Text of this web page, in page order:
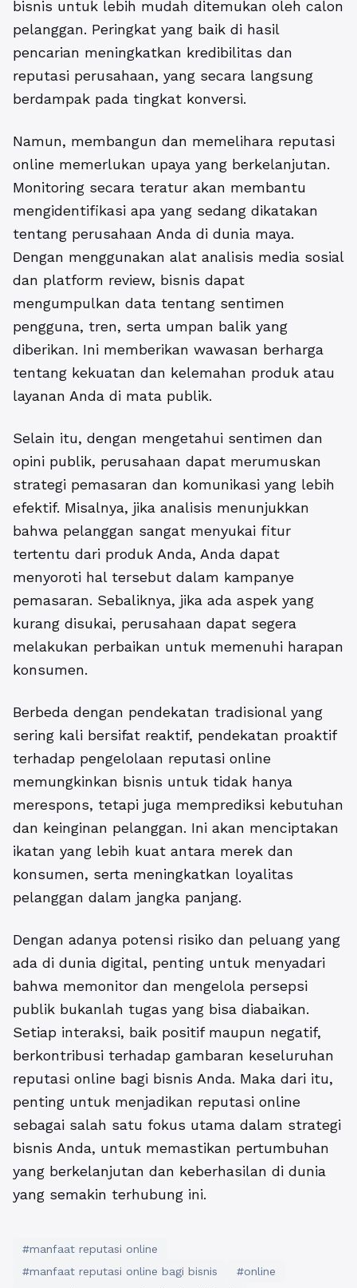
bisnis untuk lebih mudah ditemukan oleh calon
pelanggan. Peringkat yang baik di hasil
pencarian meningkatkan kredibilitas dan
reputasi perusahaan, yang secara langsung
berdampak pada tingkat konversi.
Namun, membangun dan memelihara reputasi
online memerlukan upaya yang berkelanjutan.
Monitoring secara teratur akan membantu
mengidentifikasi apa yang sedang dikatakan
tentang perusahaan Anda di dunia maya.
Dengan menggunakan alat analisis media sosial
dan platform review, bisnis dapat
mengumpulkan data tentang sentimen
pengguna, tren, serta umpan balik yang
diberikan. Ini memberikan wawasan berharga
tentang kekuatan dan kelemahan produk atau
layanan Anda di mata publik.
Selain itu, dengan mengetahui sentimen dan
opini publik, perusahaan dapat merumuskan
strategi pemasaran dan komunikasi yang lebih
efektif. Misalnya, jika analisis menunjukkan
bahwa pelanggan sangat menyukai fitur
tertentu dari produk Anda, Anda dapat
menyoroti hal tersebut dalam kampanye
pemasaran. Sebaliknya, jika ada aspek yang
kurang disukai, perusahaan dapat segera
melakukan perbaikan untuk memenuhi harapan
konsumen.
Berbeda dengan pendekatan tradisional yang
sering kali bersifat reaktif, pendekatan proaktif
terhadap pengelolaan reputasi online
memungkinkan bisnis untuk tidak hanya
merespons, tetapi juga memprediksi kebutuhan
dan keinginan pelanggan. Ini akan menciptakan
ikatan yang lebih kuat antara merek dan
konsumen, serta meningkatkan loyalitas
pelanggan dalam jangka panjang.
Dengan adanya potensi risiko dan peluang yang
ada di dunia digital, penting untuk menyadari
bahwa memonitor dan mengelola persepsi
publik bukanlah tugas yang bisa diabaikan.
Setiap interaksi, baik positif maupun negatif,
berkontribusi terhadap gambaran keseluruhan
reputasi online bagi bisnis Anda. Maka dari itu,
penting untuk menjadikan reputasi online
sebagai salah satu fokus utama dalam strategi
bisnis Anda, untuk memastikan pertumbuhan
yang berkelanjutan dan keberhasilan di dunia
yang semakin terhubung ini.
#manfaat reputasi online
#manfaat reputasi online bagi bisnis
#online